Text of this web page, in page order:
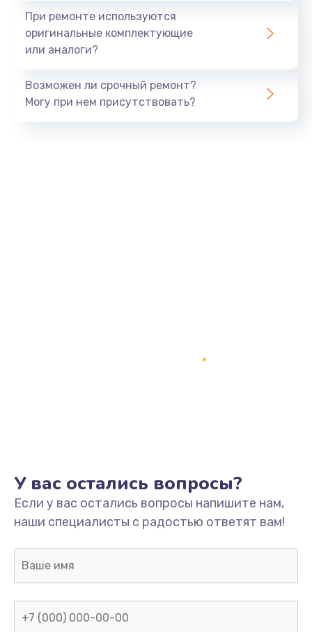
1530 руб.
Замена шлейфа матрицы
Замена процессора
1800 руб.
Замена системы охлаждения
1600 руб.
При ремонте используются
оригинальные комплектующие
или аналоги?
Возможен ли срочный ремонт?
Могу при нем присутствовать?
У вас остались вопросы?
Если у вас остались вопросы напишите нам,
наши специалисты с радостью ответят вам!